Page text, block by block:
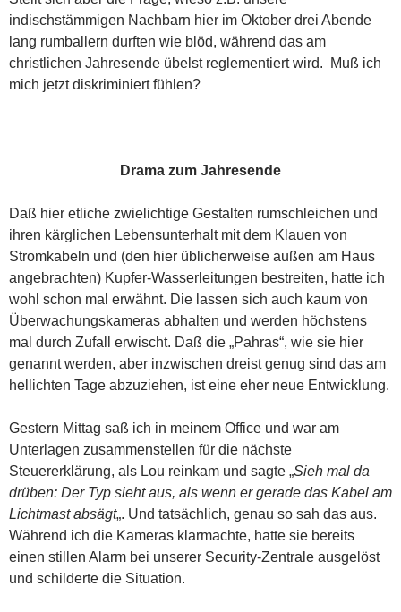
indischstämmigen Nachbarn hier im Oktober drei Abende
lang rumballern durften wie blöd, während das am
christlichen Jahresende übelst reglementiert wird. Muß ich
mich jetzt diskriminiert fühlen?
Drama zum Jahresende
Daß hier etliche zwielichtige Gestalten rumschleichen und
ihren kärglichen Lebensunterhalt mit dem Klauen von
Stromkabeln und (den hier üblicherweise außen am Haus
angebrachten) Kupfer-Wasserleitungen bestreiten, hatte ich
wohl schon mal erwähnt. Die lassen sich auch kaum von
Überwachungskameras abhalten und werden höchstens
mal durch Zufall erwischt. Daß die „Pahras“, wie sie hier
genannt werden, aber inzwischen dreist genug sind das am
hellichten Tage abzuziehen, ist eine eher neue Entwicklung.
Gestern Mittag saß ich in meinem Office und war am
Unterlagen zusammenstellen für die nächste
Steuererklärung, als Lou reinkam und sagte „Sieh mal da
drüben: Der Typ sieht aus, als wenn er gerade das Kabel am
Lichtmast absägt„. Und tatsächlich, genau so sah das aus.
Während ich die Kameras klarmachte, hatte sie bereits
einen stillen Alarm bei unserer Security-Zentrale ausgelöst
und schilderte die Situation.